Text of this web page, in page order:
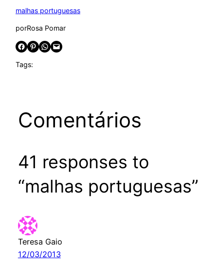
malhas portuguesas
porRosa Pomar
Share on Facebook Share on Pinterest Share on WhatsApp Email this Page
Tags:
Comentários
41 responses to
“malhas portuguesas”
Teresa Gaio
12/03/2013